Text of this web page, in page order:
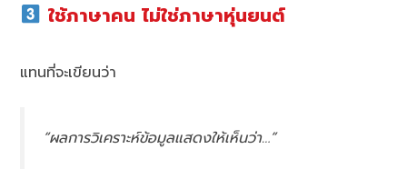
ใช้ภาษาคน ไม่ใช่ภาษาหุ่นยนต์
แทนที่จะเขียนว่า
“ผลการวิเคราะห์ข้อมูลแสดงให้เห็นว่า…”